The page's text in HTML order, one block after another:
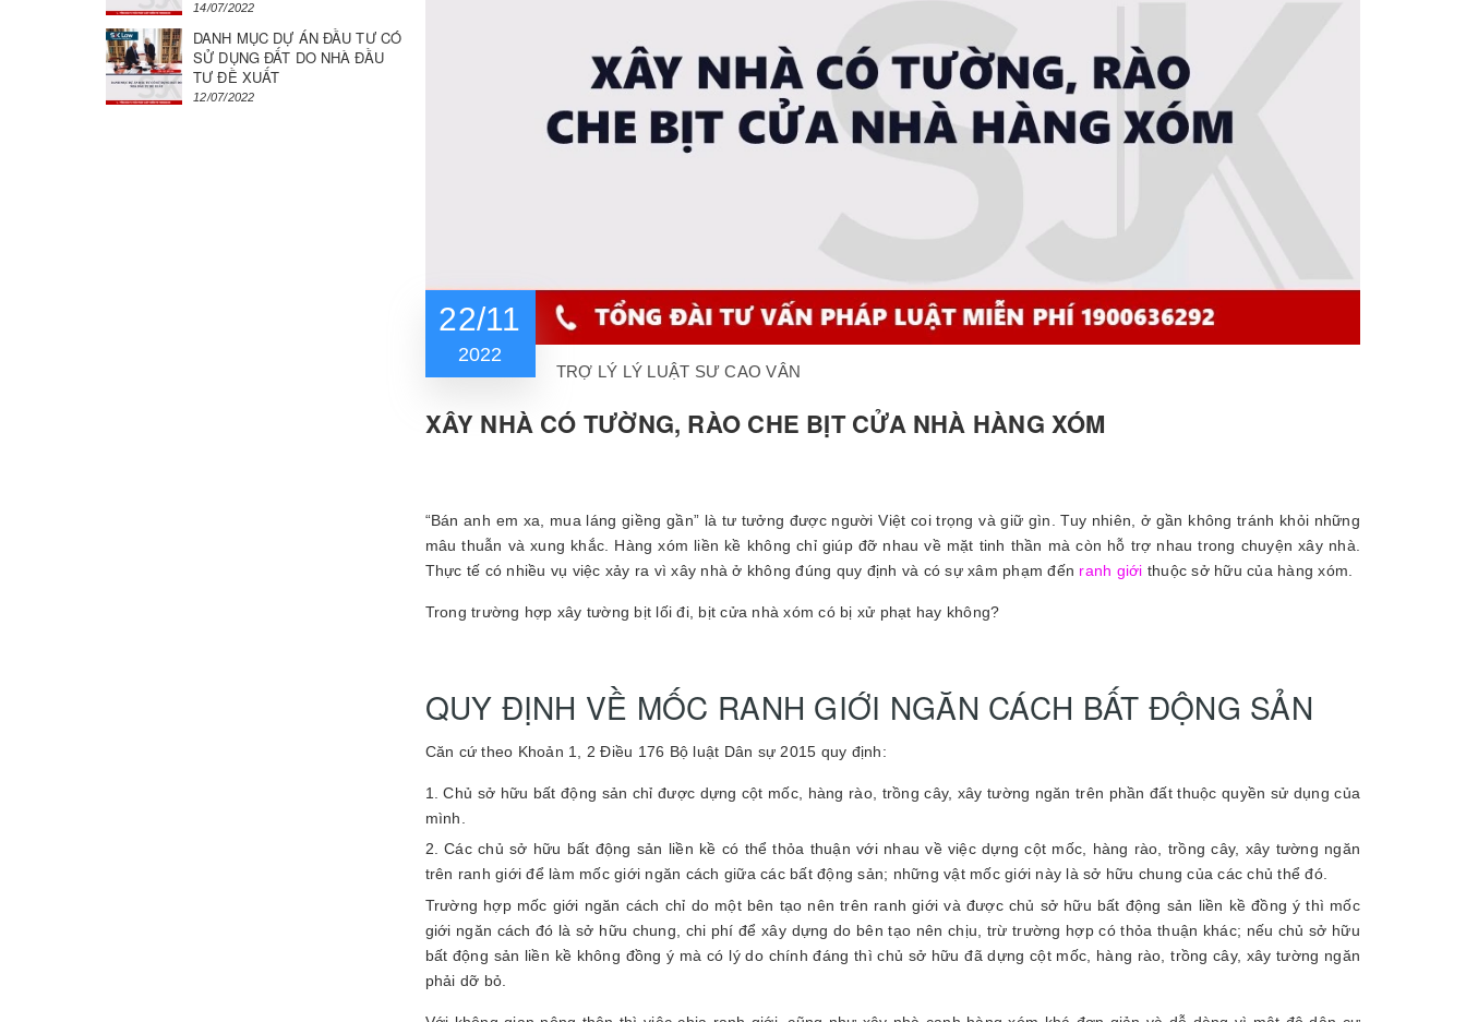
22/11
2022
TRỢ LÝ LÝ LUẬT SƯ CAO VÂN
XÂY NHÀ CÓ TƯỜNG, RÀO CHE BỊT CỬA NHÀ HÀNG XÓM
“Bán anh em xa, mua láng giềng gần” là tư tưởng được người Việt coi trọng và giữ gìn. Tuy nhiên, ở gần không tránh khỏi những
mâu thuẫn và xung khắc. Hàng xóm liền kề không chỉ giúp đỡ nhau về mặt tinh thần mà còn hỗ trợ nhau trong chuyện xây nhà.
Thực tế có nhiều vụ việc xảy ra vì xây nhà ở không đúng quy định và có sự xâm phạm đến ranh giới thuộc sở hữu của hàng xóm.
Trong trường hợp xây tường bịt lối đi, bịt cửa nhà xóm có bị xử phạt hay không?
QUY ĐỊNH VỀ MỐC RANH GIỚI NGĂN CÁCH BẤT ĐỘNG SẢN
Căn cứ theo Khoản 1, 2 Điều 176 Bộ luật Dân sự 2015 quy định:
Chủ sở hữu bất động sản chỉ được dựng cột mốc, hàng rào, trồng cây, xây tường ngăn trên phần đất thuộc quyền sử dụng của
mình.
Các chủ sở hữu bất động sản liền kề có thể thỏa thuận với nhau về việc dựng cột mốc, hàng rào, trồng cây, xây tường ngăn
trên ranh giới để làm mốc giới ngăn cách giữa các bất động sản; những vật mốc giới này là sở hữu chung của các chủ thể đó.
Trường hợp mốc giới ngăn cách chỉ do một bên tạo nên trên ranh giới và được chủ sở hữu bất động sản liền kề đồng ý thì mốc
giới ngăn cách đó là sở hữu chung, chi phí để xây dựng do bên tạo nên chịu, trừ trường hợp có thỏa thuận khác; nếu chủ sở hữu
bất động sản liền kề không đồng ý mà có lý do chính đáng thì chủ sở hữu đã dựng cột mốc, hàng rào, trồng cây, xây tường ngăn
phải dỡ bỏ.
14/07/2022
DANH MỤC DỰ ÁN ĐẦU TƯ CÓ
SỬ DỤNG ĐẤT DO NHÀ ĐẦU
TƯ ĐỀ XUẤT
12/07/2022